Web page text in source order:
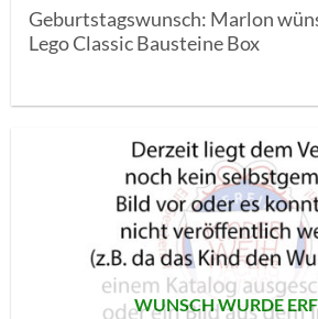
Geburtstagswunsch: Marlon
Lego Classic Bausteine Box
WUNSCH WURDE